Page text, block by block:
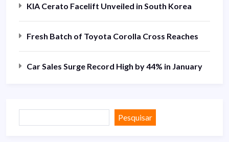
KIA Cerato Facelift Unveiled in South Korea
Fresh Batch of Toyota Corolla Cross Reaches
Car Sales Surge Record High by 44% in January
Pesquisar